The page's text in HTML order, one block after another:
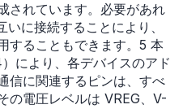
されています。必要があれ
に接続することにより、
することもできます。5 本
により、各デバイスのアド
信に関連するピンは、すべ
の電圧レベルは VREG、V-